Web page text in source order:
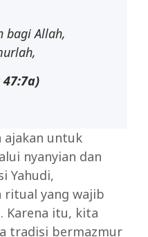
bagi Allah,
ajakan untuk
nyanyian dan
Yahudi,
ritual yang wajib
Karena itu, kita
tradisi bermazmur